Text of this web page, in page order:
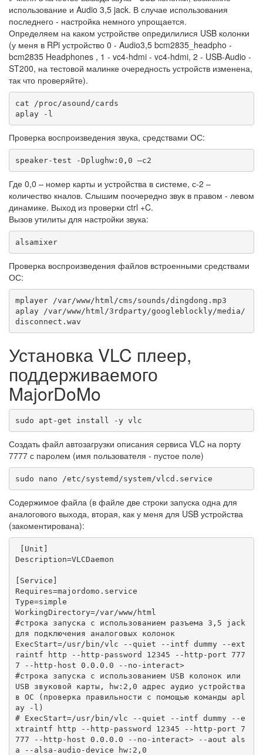
использование и Audio 3,5 jack. В случае использования
последнего - настройка немного упрощается.
Определяем на каком устройстве опредилилися USB колонки
(у меня в RPi устройство 0 - Audio3,5 bcm2835_headpho -
bcm2835 Headphones , 1 - vc4-hdmi - vc4-hdmi, 2 - USB-Audio -
ST200, на тестовой малинке очередность устройств изменена,
так что проверяйте).
cat /proc/asound/cards
aplay -l
Проверка воспроизведения звука, средствами ОС:
speaker-test -Dplughw:0,0 –c2
Где 0,0 – номер карты и устройства в системе, с-2 –
количество кналов. Слышим поочередно звук в правом - левом
динамике. Выход из проверки ctrl +C.
Вызов утилиты для настройки звука:
alsamixer
Проверка воспроизведения файлов встроенными средствами
ОС:
mplayer /var/www/html/cms/sounds/dingdong.mp3
aplay /var/www/html/3rdparty/googleblockly/media/
disconnect.wav
Установка VLC плеер,
поддерживаемого
MajorDoMo
sudo apt-get install -y vlc
Создать файл автозагрузки описания сервиса VLC на порту
7777 с паролем (имя пользователя - пустое поле)
sudo nano /etc/systemd/system/vlcd.service
Содержимое файла (в файле две строки запуска одна для
аналогового выхода, вторая, как у меня для USB устройства
(закоментирована):
Description=VLCDaemon
[Service]
Requires=majordomo.service
Type=simple
WorkingDirectory=/var/www/html
#строка запуска с использованием разъема 3,5 jack
для подключения аналоговых колонок
ExecStart=/usr/bin/vlc --quiet --intf dummy --ext
raintf http --http-password 12345 --http-port 777
7 --http-host 0.0.0.0 --no-interact>
#строка запуска с использованием USB колонок или
USB звуковой карты, hw:2,0 адрес аудио устройства
в ОС (проверка правильности с помощью команды apl
ay -l)
# ExecStart=/usr/bin/vlc --quiet --intf dummy --e
xtraintf http --http-password 12345 --http-port 7
777 --http-host 0.0.0.0 --no-interact> --aout als
a --alsa-audio-device hw:2,0